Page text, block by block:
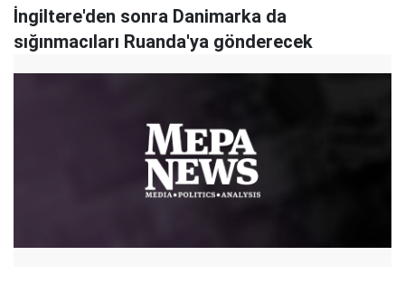
İngiltere'den sonra Danimarka da
sığınmacıları Ruanda'ya gönderecek